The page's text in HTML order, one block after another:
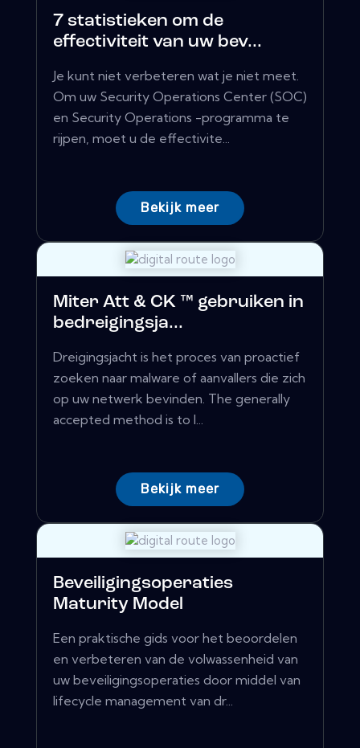
7 statistieken om de
effectiviteit van uw bev...
Je kunt niet verbeteren wat je niet meet.
Om uw Security Operations Center (SOC)
en Security Operations -programma te
rijpen, moet u de effectivite...
Bekijk meer
Miter Att & CK ™ gebruiken in
bedreigingsja...
Dreigingsjacht is het proces van proactief
zoeken naar malware of aanvallers die zich
op uw netwerk bevinden. The generally
accepted method is to l...
Bekijk meer
Beveiligingsoperaties
Maturity Model
Een praktische gids voor het beoordelen
en verbeteren van de volwassenheid van
uw beveiligingsoperaties door middel van
lifecycle management van dr...